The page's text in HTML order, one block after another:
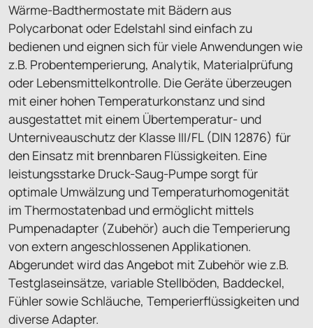
Wärme-Badthermostate mit Bädern aus
Polycarbonat oder Edelstahl sind einfach zu
bedienen und eignen sich für viele Anwendungen wie
z.B. Probentemperierung, Analytik, Materialprüfung
oder Lebensmittelkontrolle. Die Geräte überzeugen
mit einer hohen Temperaturkonstanz und sind
ausgestattet mit einem Übertemperatur- und
Unterniveauschutz der Klasse III/FL (DIN 12876) für
den Einsatz mit brennbaren Flüssigkeiten. Eine
leistungsstarke Druck-Saug-Pumpe sorgt für
optimale Umwälzung und Temperaturhomogenität
im Thermostatenbad und ermöglicht mittels
Pumpenadapter (Zubehör) auch die Temperierung
von extern angeschlossenen Applikationen.
Abgerundet wird das Angebot mit Zubehör wie z.B.
Testglaseinsätze, variable Stellböden, Baddeckel,
Fühler sowie Schläuche, Temperierflüssigkeiten und
diverse Adapter.